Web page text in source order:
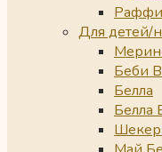
Для детей/
Беби
Белла
Белла